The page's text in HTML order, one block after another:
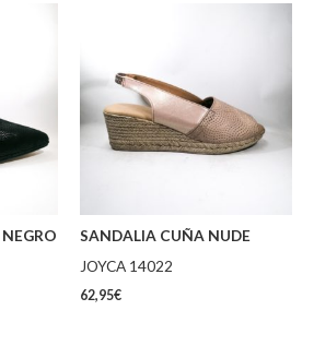
SANDALIA CUÑA NUDE
JOYCA 14022
62,95€